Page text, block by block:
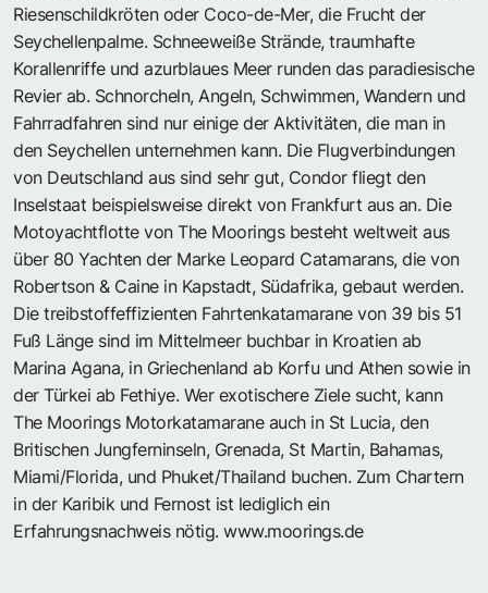
Riesenschildkröten oder Coco-de-Mer, die Frucht der
Seychellenpalme. Schneeweiße Strände, traumhafte
Korallenriffe und azurblaues Meer runden das paradiesische
Revier ab. Schnorcheln, Angeln, Schwimmen, Wandern und
Fahrradfahren sind nur einige der Aktivitäten, die man in
den Seychellen unternehmen kann. Die Flugverbindungen
von Deutschland aus sind sehr gut, Condor fliegt den
Inselstaat beispielsweise direkt von Frankfurt aus an. Die
Motoyachtflotte von The Moorings besteht weltweit aus
über 80 Yachten der Marke Leopard Catamarans, die von
Robertson & Caine in Kapstadt, Südafrika, gebaut werden.
Die treibstoffeffizienten Fahrtenkatamarane von 39 bis 51
Fuß Länge sind im Mittelmeer buchbar in Kroatien ab
Marina Agana, in Griechenland ab Korfu und Athen sowie in
der Türkei ab Fethiye. Wer exotischere Ziele sucht, kann
The Moorings Motorkatamarane auch in St Lucia, den
Britischen Jungferninseln, Grenada, St Martin, Bahamas,
Miami/Florida, und Phuket/Thailand buchen. Zum Chartern
in der Karibik und Fernost ist lediglich ein
Erfahrungsnachweis nötig. www.moorings.de